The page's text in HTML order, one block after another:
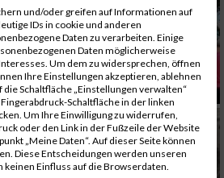
und/oder greifen auf Informationen auf
IDs in cookie und anderen
Daten zu verarbeiten. Einige
Daten möglicherweise
Um dem zu widersprechen, öffnen
Ihre Einstellungen akzeptieren, ablehnen
Schaltfläche „Einstellungen verwalten“
Schaltfläche in der linken
Um Ihre Einwilligung zu widerrufen,
oder den Link in der Fußzeile der Website
„Meine Daten“. Auf dieser Seite können
Diese Entscheidungen werden unseren
Einfluss auf die Browserdaten.